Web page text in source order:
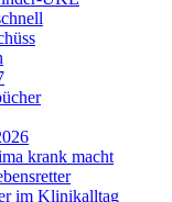
krank macht
im Klinikalltag